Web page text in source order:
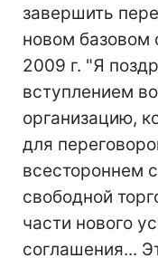
завершить
новом базовом
2009 г. "Я
вступлением
организацию,
для
всестороннем
свободной
части нового
соглашения...